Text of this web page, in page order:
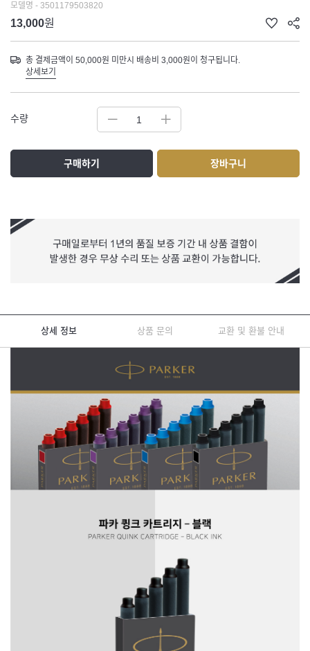
모델명 - 3501179503820
13,000원
총 결제금액이 50,000원 미만시 배송비 3,000원이 청구됩니다.
상세보기
수량
구매하기 장바구니
상세 정보 상품 문의 교환 및 환불 안내